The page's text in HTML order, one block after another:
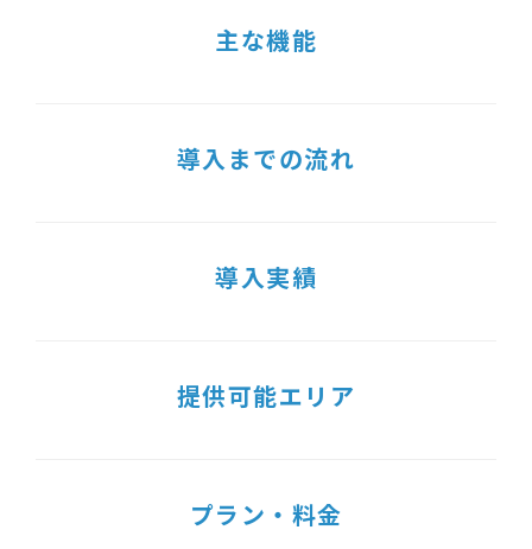
主な機能
導入までの流れ
導入実績
提供可能エリア
プラン・料金